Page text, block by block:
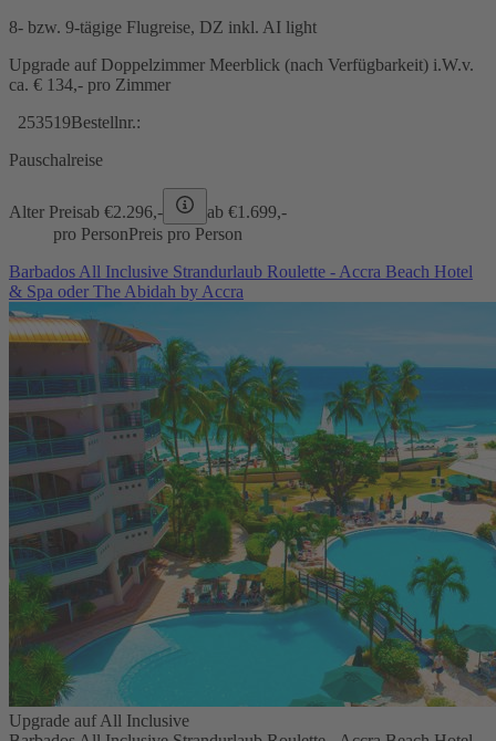
8- bzw. 9-tägige Flugreise, DZ inkl. AI light
Upgrade auf Doppelzimmer Meerblick (nach Verfügbarkeit) i.W.v.
ca. € 134,- pro Zimmer
253519Bestellnr.:
Pauschalreise
Alter Preisab €2.296,- ab €1.699,-
pro PersonPreis pro Person
Barbados All Inclusive Strandurlaub Roulette - Accra Beach Hotel
& Spa oder The Abidah by Accra
Upgrade auf All Inclusive